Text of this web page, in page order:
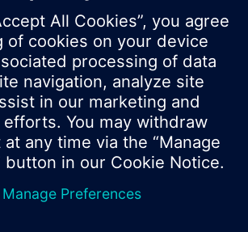
Ltd. 2018
possono variare a seconda del